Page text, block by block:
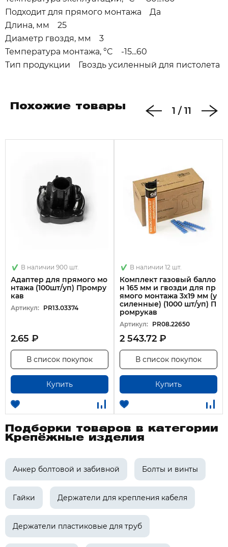
Подходит для прямого монтажа Да
Длина, мм 25
Диаметр гвоздя, мм 3
Температура монтажа, °C -15...60
Тип продукции Гвоздь усиленный для пистолета
Похожие товары 1 / 11
В наличии 900 шт.
Адаптер для прямого мо
нтажа (100шт/уп) Промру
кав
Артикул: PR13.03374
2.65 ₽
Купить
В список покупок
В наличии 12 шт.
Комплект газовый балло
н 165 мм и гвозди для пр
ямого монтажа 3х19 мм (у
силенные) (1000 шт/уп) П
ромрукав
Артикул: PR08.22650
2 543.72 ₽
Купить
В список покупок
Подборки товаров в категории
Крепёжные изделия
Анкер болтовой и забивной Болты и винты
Гайки Держатели для крепления кабеля
Держатели пластиковые для труб